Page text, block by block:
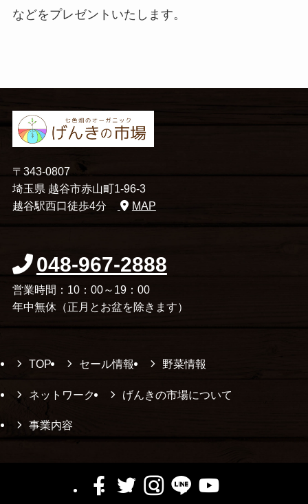
などをプレゼントいたします。
〒343-0807
埼玉県 越谷市赤山町1-96-3
越谷駅西口徒歩4分
MAP
048-967-2888
営業時間：10：00～19：00
年中無休（正月とお盆を除きます）
TOP セール情報 野菜情報
ネットワーク げんきの市場について
事業内容